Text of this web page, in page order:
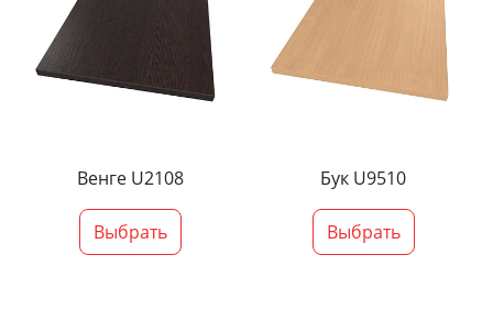
Венге U2108
Выбрать
Бук U9510
Выбрать